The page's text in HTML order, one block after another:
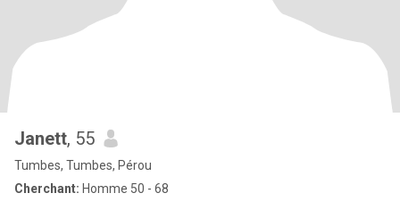
Janett, 55
Tumbes, Tumbes, Pérou
Cherchant: Homme 50 - 68